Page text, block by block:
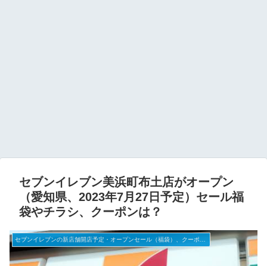
セブンイレブン美浜町布土店がオープン
（愛知県、2023年7月27日予定）セール福
袋やチラシ、クーポンは？